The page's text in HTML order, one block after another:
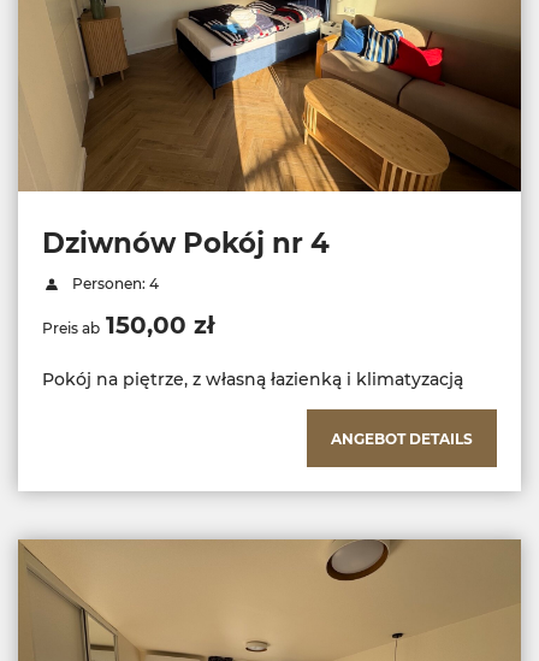
Dziwnów Pokój nr 4
Personen: 4
Preis ab 150,00 zł
Pokój na piętrze, z własną łazienką i klimatyzacją
ANGEBOT DETAILS